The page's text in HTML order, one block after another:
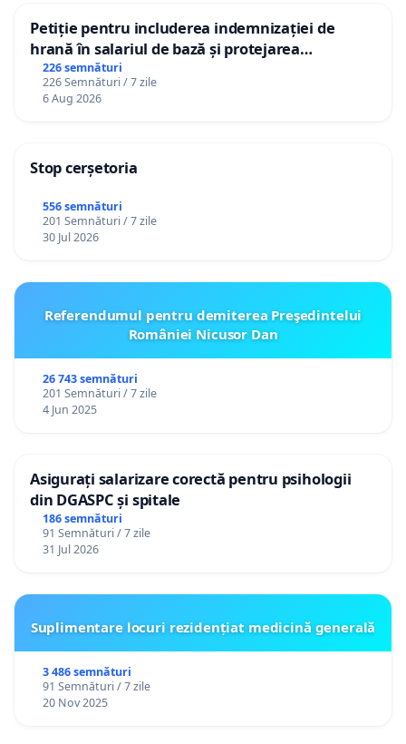
Petiție pentru includerea indemnizației de
hrană în salariul de bază și protejarea
gradațiilor de vechime pentru asistenții
personali
226 semnături
226 Semnături / 7 zile
6 Aug 2026
Stop cerșetoria
556 semnături
201 Semnături / 7 zile
30 Jul 2026
Referendumul pentru demiterea Preşedintelui
României Nicusor Dan
26 743 semnături
201 Semnături / 7 zile
4 Jun 2025
Asigurați salarizare corectă pentru psihologii
din DGASPC și spitale
186 semnături
91 Semnături / 7 zile
31 Jul 2026
Suplimentare locuri rezidențiat medicină generală
3 486 semnături
91 Semnături / 7 zile
20 Nov 2025